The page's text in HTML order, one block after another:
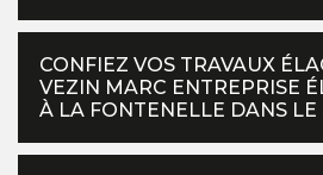
CONFIEZ VOS TRAVAUX
VEZIN MARC ENTREPRISE
À LA FONTENELLE DANS LE